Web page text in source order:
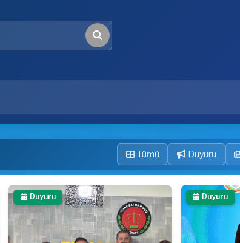
Ara
Tümü Duyuru
Duyuru Duyuru